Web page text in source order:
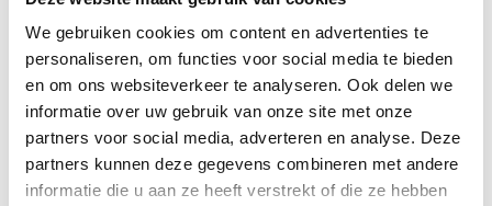
We gebruiken cookies om content en advertenties te
personaliseren, om functies voor social media te bieden
en om ons websiteverkeer te analyseren. Ook delen we
informatie over uw gebruik van onze site met onze
partners voor social media, adverteren en analyse. Deze
partners kunnen deze gegevens combineren met andere
informatie die u aan ze heeft verstrekt of die ze hebben
Organisator
39021
info@latschertuifl.com
www.latschertuifl.com
Tel.+39 331 9693800